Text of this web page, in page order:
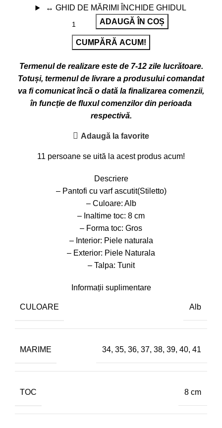
↔ GHID DE MĂRIMI
ÎNCHIDE GHIDUL
ADAUGĂ ÎN COȘ
CUMPĂRĂ ACUM!
Termenul de realizare este de 7-12 zile lucrătoare.
Totuși, termenul de livrare a produsului comandat
va fi comunicat încă o dată la finalizarea comenzii,
în funcție de fluxul comenzilor din perioada
respectivă.
Adaugă la favorite
11 persoane se uită la acest produs acum!
Descriere
– Pantofi cu varf ascutit(Stiletto)
– Culoare: Alb
– Inaltime toc: 8 cm
– Forma toc: Gros
– Interior: Piele naturala
– Exterior: Piele Naturala
– Talpa: Tunit
Informații suplimentare
CULOARE Alb
MARIME 34, 35, 36, 37, 38, 39, 40, 41
TOC 8 cm